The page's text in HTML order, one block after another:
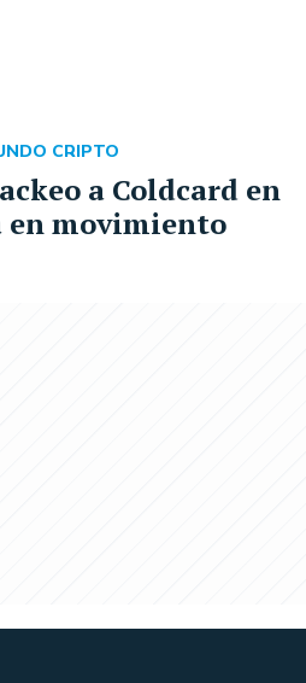
a Coldcard en
en movimiento
CRIPTO